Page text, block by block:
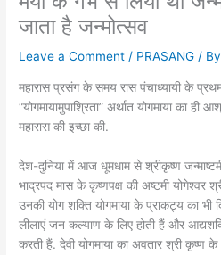
जाता है जन्मोत्सव
Leave a Comment / PRASANG / By
महारास प्रसंग के समय रास पंचाध्यायी के
“योगमायामुपाश्रिता” अर्थात योगमाया का
महारास की इच्छा की.
देश-दुनिया में आज धूमधाम से श्रीकृष्ण जन्माष्टमी
भाद्रपद मास के कृष्णपक्ष की अष्टमी योगेश्वर
उनकी योग शक्ति योगमाया के प्राकट्य का भी
लीलाएं जन कल्याण के लिए होती हैं और
करती हैं. देवी योगमाया का अवतार श्री कृष्ण